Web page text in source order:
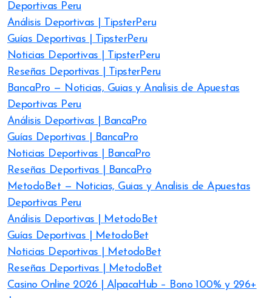
Deportivas Peru
Análisis Deportivas | TipsterPeru
Guías Deportivas | TipsterPeru
Noticias Deportivas | TipsterPeru
Reseñas Deportivas | TipsterPeru
BancaPro — Noticias, Guias y Analisis de Apuestas
Deportivas Peru
Análisis Deportivas | BancaPro
Guías Deportivas | BancaPro
Noticias Deportivas | BancaPro
Reseñas Deportivas | BancaPro
MetodoBet — Noticias, Guias y Analisis de Apuestas
Deportivas Peru
Análisis Deportivas | MetodoBet
Guías Deportivas | MetodoBet
Noticias Deportivas | MetodoBet
Reseñas Deportivas | MetodoBet
Casino Online 2026 | AlpacaHub – Bono 100% y 296+